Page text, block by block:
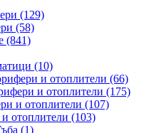
(129)
(58)
(841)
(10)
и отоплители (66)
и отоплители (175)
и отоплители (107)
отоплители (103)
(1)